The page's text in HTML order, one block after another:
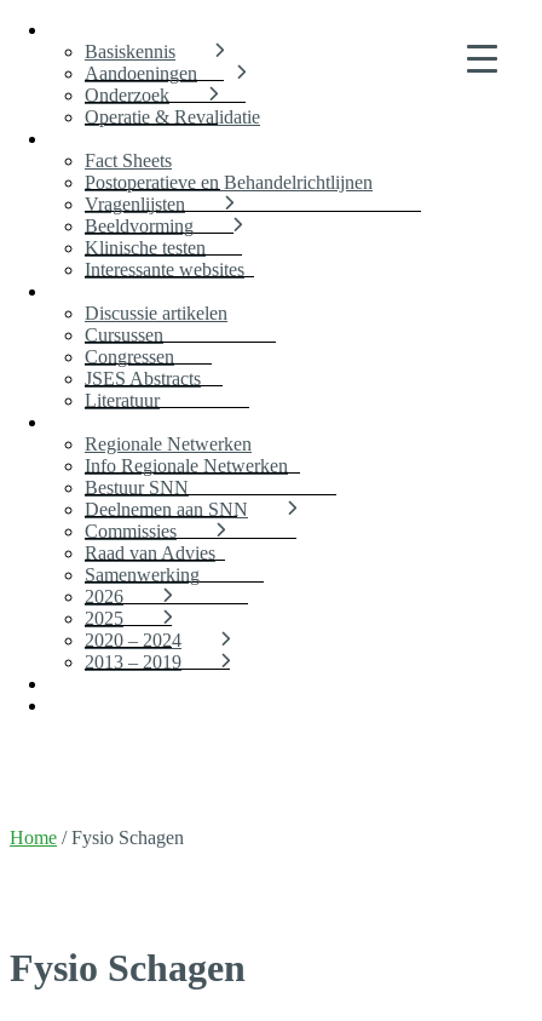
Basiskennis
Aandoeningen
Onderzoek
Operatie & Revalidatie
Fact Sheets
Postoperatieve en Behandelrichtlijnen
Vragenlijsten
Beeldvorming
Klinische testen
Interessante websites
Discussie artikelen
Cursussen
Congressen
JSES Abstracts
Literatuur
Regionale Netwerken
Info Regionale Netwerken
Bestuur SNN
Deelnemen aan SNN
Commissies
Raad van Advies
Samenwerking
2026
2025
2020 – 2024
2013 – 2019
Home /Fysio Schagen
Fysio Schagen